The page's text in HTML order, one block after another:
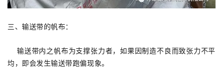
三、输送带的帆布：
输送带内之帆布为支撑张力者，如果因制造不良而致张力不平
均，即会发生输送带跑偏现象。